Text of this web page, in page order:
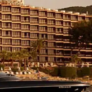
Bingöl
Bitlis
Bolu
Burdur
Bursa